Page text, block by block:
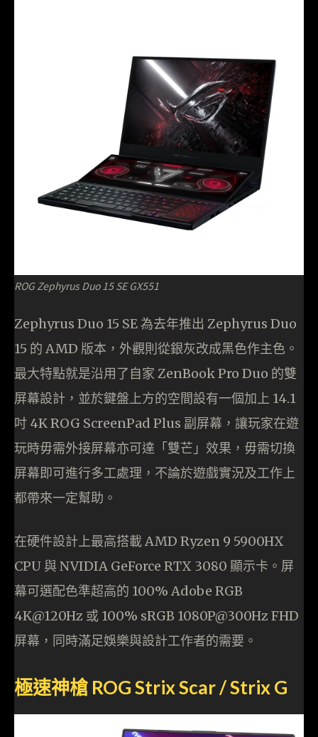
ROG Zephyrus Duo 15 SE GX551
Zephyrus Duo 15 SE 為去年推出 Zephyrus Duo
15 的 AMD 版本，外觀則從銀灰改成黑色作主色。
最大特點就是沿用了自家 ZenBook Pro Duo 的雙
屏幕設計，並於鍵盤上方的空間設有一個加上 14.1
吋 4K ROG ScreenPad Plus 副屏幕，讓玩家在遊
玩時毋需外接屏幕亦可達「雙芒」效果，毋需切換
屏幕即可進行多工處理，不論於遊戲實況及工作上
都帶來一定幫助。
在硬件設計上最高搭載 AMD Ryzen 9 5900HX
CPU 與 NVIDIA GeForce RTX 3080 顯示卡。屏
幕可選配色準超高的 100% Adobe RGB
4K@120Hz 或 100% sRGB 1080P@300Hz FHD
屏幕，同時滿足娛樂與設計工作者的需要。
極速神槍 ROG Strix Scar / Strix G